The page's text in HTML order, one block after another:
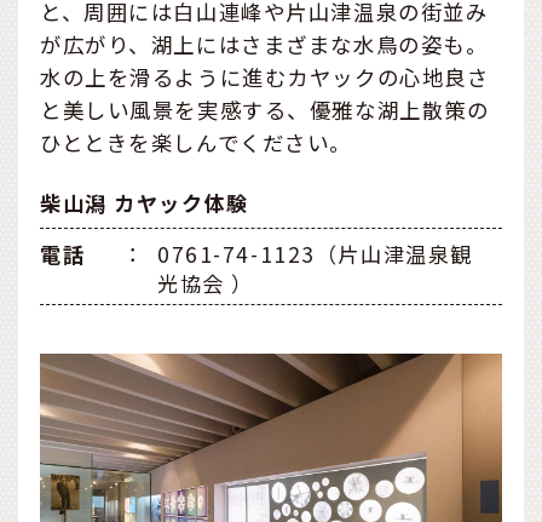
と、周囲には白山連峰や片山津温泉の街並み
が広がり、湖上にはさまざまな水鳥の姿も。
水の上を滑るように進むカヤックの心地良さ
と美しい風景を実感する、優雅な湖上散策の
ひとときを楽しんでください。
柴山潟 カヤック体験
電話
：
0761-74-1123（片山津温泉観
光協会 ）